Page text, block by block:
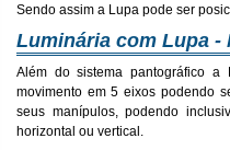
Sendo assim a Lupa pode ser
Luminária com Lupa -
Além do sistema pantográfico a
movimento em 5 eixos podendo
seus manípulos, podendo
horizontal ou vertical.